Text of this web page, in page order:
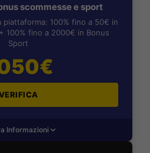
scommesse e sport
100% fino a 50€ in
100% fino a 2000€ in Bonus
Sport
Informazioni